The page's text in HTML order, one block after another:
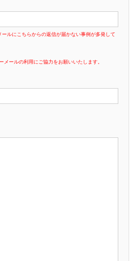
ルにこちらからの返信が届かない事例が多発して
メールの利用にご協力をお願いいたします。